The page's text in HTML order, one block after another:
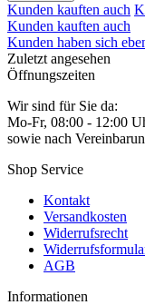
Kunden kauften auch
Kunden kauften auch
Kunden haben sich
Zuletzt angesehen
Öffnungszeiten
Wir sind für Sie da:
Mo-Fr, 08:00 - 12:00
sowie nach
Shop Service
Kontakt
Versandkosten
Widerrufsrecht
AGB
Informationen